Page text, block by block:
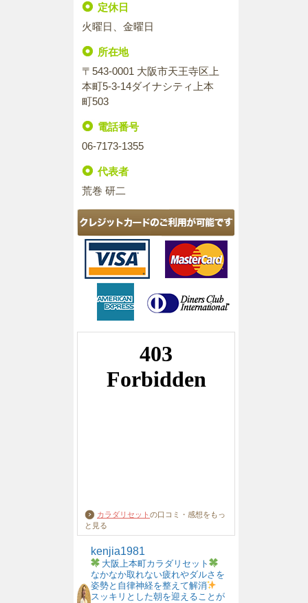
定休日
火曜日、金曜日
所在地
〒543-0001 大阪市天王寺区上
本町5-3-14ダイナシティ上本
町503
電話番号
06-7173-1355
代表者
荒巻 研二
カラダリセット の口コミ・感想をもっ
と見る
kenjia1981
大阪上本町カラダリセット
なかなか取れない疲れやダルさを
姿勢と自律神経を整えて解消
スッキリとした朝を迎えることが